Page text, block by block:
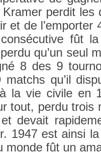
per­dit les
et de l’em­port­er
fût
qu’un seul
8 des 9
qu’il
la vie civile en
tout, perdu trois
de­vait
1947 est ainsi
monde fût un